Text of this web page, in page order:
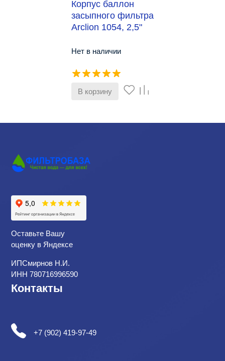
Корпус баллон
засыпного фильтра
Arclion 1054, 2,5"
Нет в наличии
В корзину
Оставьте Вашу
оценку в Яндексе
ИПСмирнов Н.И.
ИНН 780716996590
Контакты
+7 (902) 419-97-49